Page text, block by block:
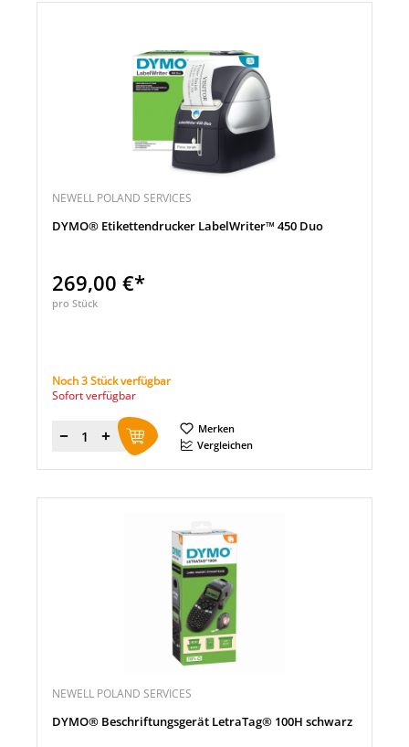
NEWELL POLAND SERVICES
DYMO® Etikettendrucker LabelWriter™ 450 Duo
269,00 €*
pro Stück
Noch 3 Stück verfügbar
Sofort verfügbar
Menge
Merken
Vergleichen
NEWELL POLAND SERVICES
DYMO® Beschriftungsgerät LetraTag® 100H schwarz